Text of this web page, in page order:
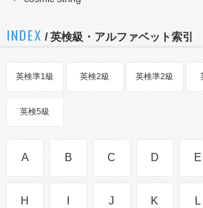
INDEX / 英検級・アルファベット索引
英検準1級 英検2級 英検準2級
英検5級
A B C D E
H J K L